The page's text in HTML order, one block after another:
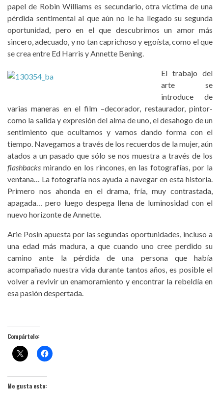
papel de Robin Williams es secundario, otra víctima de una
pérdida sentimental al que aún no le ha llegado su segunda
oportunidad, pero en el que descubrimos un amor más
sincero, adecuado, y no tan caprichoso y egoísta, como el que
se crea entre Ed Harris y Annette Bening.
El trabajo del
arte se
introduce de
varias maneras en el film –decorador, restaurador, pintor-
como la salida y expresión del alma de uno, el desahogo de un
sentimiento que ocultamos y vamos dando forma con el
tiempo. Navegamos a través de los recuerdos de la mujer, aún
atados a un pasado que sólo se nos muestra a través de los
flashbacks mirando en los rincones, en las fotografías, por la
ventana… La fotografía nos ayuda a navegar en esta historia.
Primero nos ahonda en el drama, fría, muy contrastada,
apagada… pero luego despega llena de luminosidad con el
nuevo horizonte de Annette.
Arie Posin apuesta por las segundas oportunidades, incluso a
una edad más madura, a que cuando uno cree perdido su
camino ante la pérdida de una persona que había
acompañado nuestra vida durante tantos años, es posible el
volver a revivir un enamoramiento y encontrar la rebeldía en
esa pasión despertada.
Compártelo:
Me gusta esto: